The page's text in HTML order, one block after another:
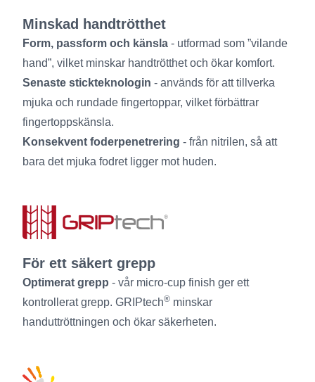
Minskad handtrötthet
Form, passform och känsla - utformad som ”vilande
hand”, vilket minskar handtrötthet och ökar komfort.
Senaste stickteknologin - används för att tillverka
mjuka och rundade fingertoppar, vilket förbättrar
fingertoppskänsla.
Konsekvent foderpenetrering - från nitrilen, så att
bara det mjuka fodret ligger mot huden.
För ett säkert grepp
Optimerat grepp - vår micro-cup finish ger ett
kontrollerat grepp. GRIPtech® minskar
handuttröttningen och ökar säkerheten.